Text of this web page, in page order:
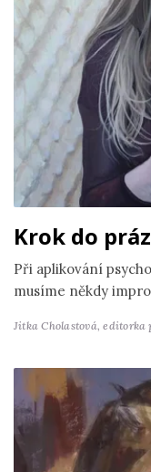
Krok do
Při aplikování
musíme někdy
Jitka Cholastová,editorka